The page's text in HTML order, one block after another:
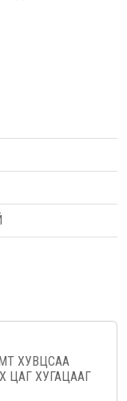
ХУВЦСАА
ЦАГ ХУГАЦААГ